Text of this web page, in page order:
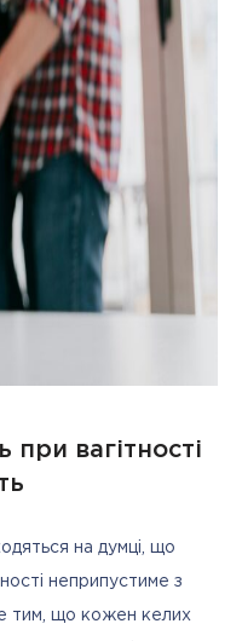
вагітності
на думці, що
неприпустиме з
тим, що кожен келих